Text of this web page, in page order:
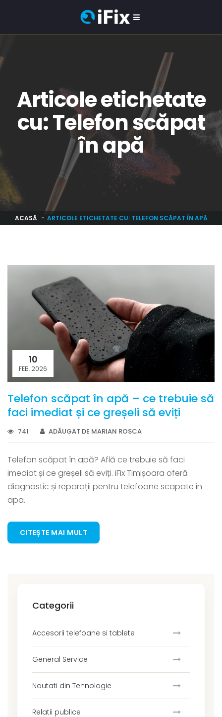
Articole etichetate
cu: Telefon scăpat
în apă
ACASĂ ARTICOLE ETICHETATE CU: TELEFON SCĂPAT ÎN APĂ
10
FEB. 2026
Telefon scăpat în apă – ce trebuie să
faci imediat și ce greșeli să eviți
741 ADĂUGAT DE MARIAN ROSCA
Telefon scăpat în apă? Află ce trebuie să faci
imediat și ce greșeli să eviți. iFix Timișoara oferă
diagnostic și reparații pentru telefoane scapate in
apa.
CITEȘTE MAI MULT
Categorii
Accesorii telefoane si tablete
General Service
Noutati din Tehnologie
Relatii publice